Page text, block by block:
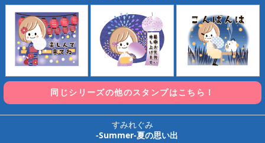
同じシリーズの他のスタンプはこちら！
すみれぐみ
-Summer-夏の思い出